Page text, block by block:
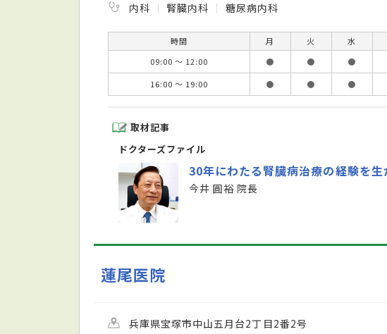
内科
腎臓内科 糖尿病内科
時間 月 火 水
09:00 ～ 12:00
● ● ●
16:00 ～ 19:00
● ● ●
取材記事
ドクターズファイル
30年にわたる腎臓病治療の経験を生
今井 圓裕 院長
蓮尾医院
兵庫県宝塚市中山五月台2丁目2番2号